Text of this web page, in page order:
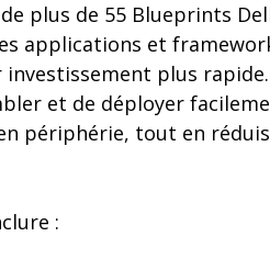
plus de 55 Blueprints
applications et
plus
et de déployer
périphérie, tout en
: